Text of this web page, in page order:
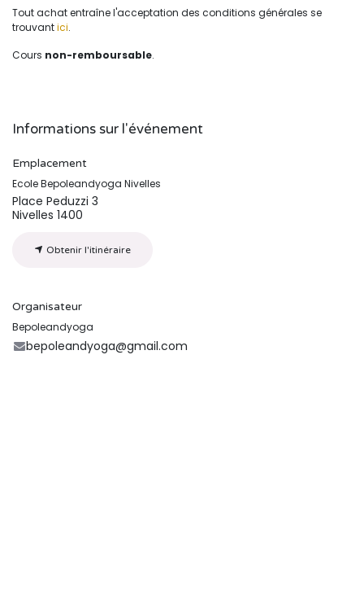
Tout achat entraîne l'acceptation des conditions générales se
trouvantici.
Cours non-remboursable.
Informations sur l'événement
Emplacement
Ecole Bepoleandyoga Nivelles
Place Peduzzi 3
Nivelles 1400
Obtenir l'itinéraire
Organisateur
Bepoleandyoga
bepoleandyoga@gmail.com